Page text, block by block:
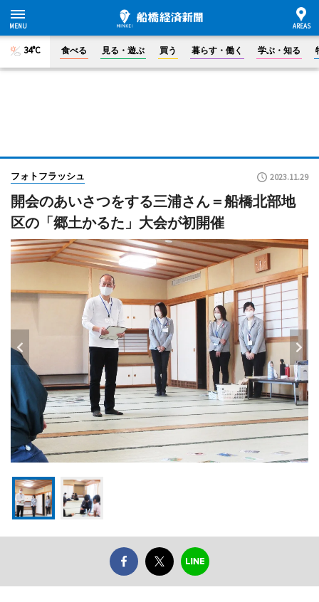
34°C 食べる 見る・遊ぶ 買う 暮らす・働く 学ぶ・知る
フォトフラッシュ 2023.11.29
開会のあいさつをする三浦さん＝船橋北部地
区の「郷土かるた」大会が初開催